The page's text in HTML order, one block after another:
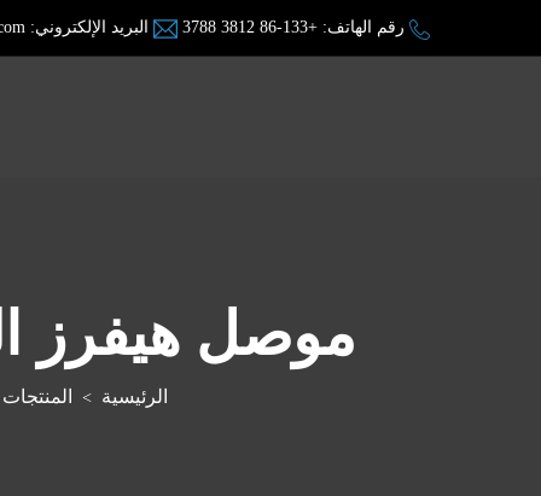
رقم الهاتف: +86-133 3812 3788 البريد الإلكتروني:
موصل هيفرز الصلب (100
الرئيسية > المنتجات